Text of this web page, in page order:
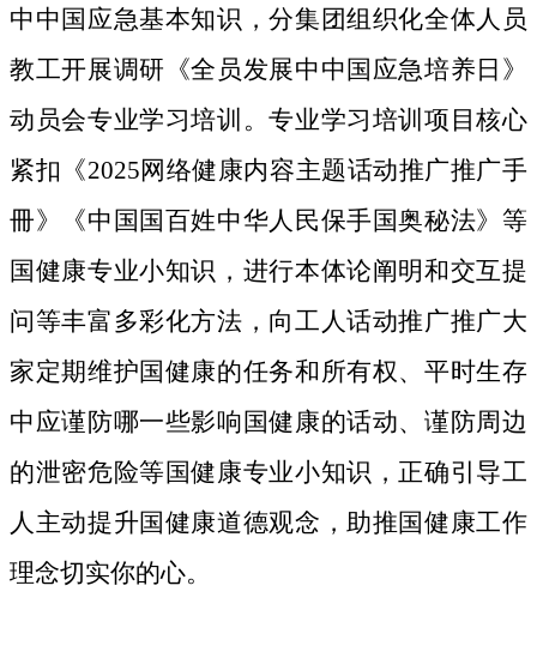
中中国应急基本知识，分集团组织化全体人员
教工开展调研《全员发展中中国应急培养日》
动员会专业学习培训。专业学习培训项目核心
紧扣《2025网络健康内容主题话动推广推广手
冊》《中国国百姓中华人民保手国奥秘法》等
国健康专业小知识，进行本体论阐明和交互提
问等丰富多彩化方法，向工人话动推广推广大
家定期维护国健康的任务和所有权、平时生存
中应谨防哪一些影响国健康的话动、谨防周边
的泄密危险等国健康专业小知识，正确引导工
人主动提升国健康道德观念，助推国健康工作
理念切实你的心。